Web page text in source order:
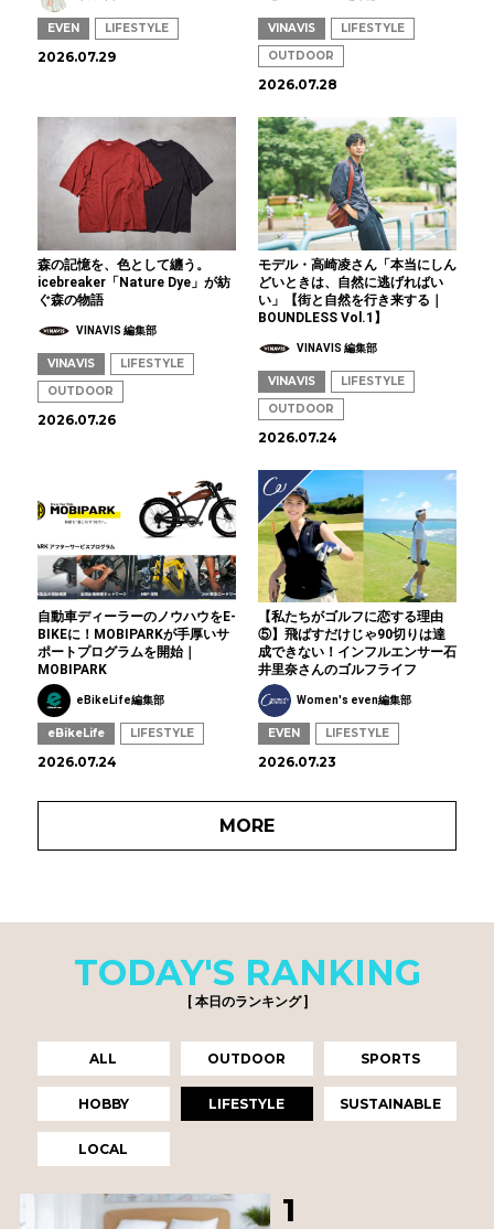
EVEN LIFESTYLE
2026.07.29
VINAVIS
LIFESTYLE
OUTDOOR
2026.07.28
森の記憶を、色として纏う。
icebreaker「Nature Dye」が紡
ぐ森の物語
VINAVIS 編集部
VINAVIS
LIFESTYLE
OUTDOOR
2026.07.26
モデル・高崎凌さん「本当にしん
どいときは、自然に逃げればい
い」【街と自然を行き来する｜
BOUNDLESS Vol.1】
VINAVIS 編集部
VINAVIS
LIFESTYLE
OUTDOOR
2026.07.24
自動車ディーラーのノウハウをE-
BIKEに！MOBIPARKが手厚いサ
ポートプログラムを開始｜
MOBIPARK
eBikeLife編集部
eBikeLife LIFESTYLE
2026.07.24
【私たちがゴルフに恋する理由
⑤】飛ばすだけじゃ90切りは達
成できない！インフルエンサー石
井里奈さんのゴルフライフ
Women's even編集部
EVEN LIFESTYLE
2026.07.23
MORE
TODAY'S RANKING
[ 本日のランキング ]
ALL OUTDOOR SPORTS
HOBBY LIFESTYLE SUSTAINABLE
LOCAL